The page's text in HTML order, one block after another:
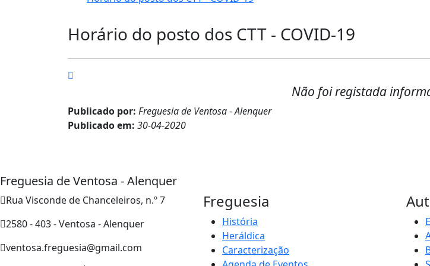
Horário do posto dos CTT - COVID-19
Não foi registada
Publicado por: Freguesia de Ventosa - Alenquer
Publicado em: 30-04-2020
Freguesia de Ventosa - Alenquer
Rua Visconde de Chanceleiros, n.º 7
2580 - 403 - Ventosa - Alenquer
ventosa.freguesia@gmail.com
Freguesia
História
Heráldica
Caracterização